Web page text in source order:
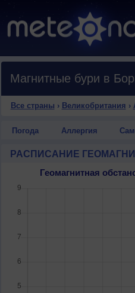
Магнитные бури в
Все страны › Великобритания ›
Погода Аллергия
РАСПИСАНИЕ
Геомагнитная